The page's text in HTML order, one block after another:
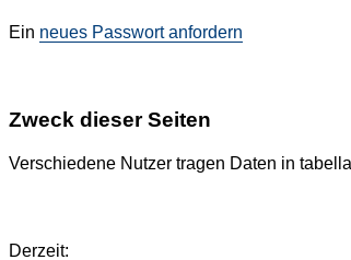
Ein neues Passwort anfordern
Zweck dieser Seiten
Verschiedene Nutzer tragen Daten in
Derzeit: